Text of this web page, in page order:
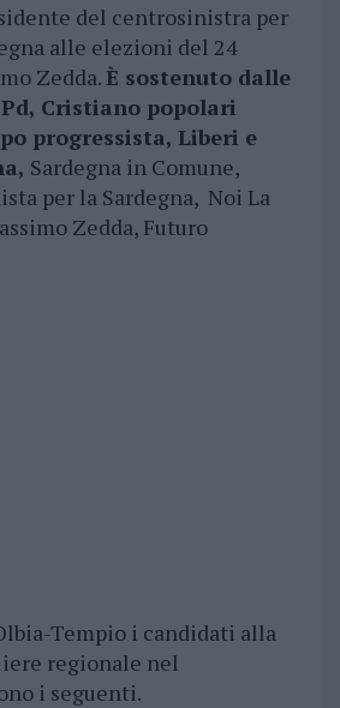
del centrosinistra per
alle elezioni del 24
Zedda. È sostenuto dalle
Cristiano popolari
progressista, Liberi e
Sardegna in Comune,
per la Sardegna, Noi La
Zedda, Futuro
Tempio i candidati alla
regionale nel
i seguenti.